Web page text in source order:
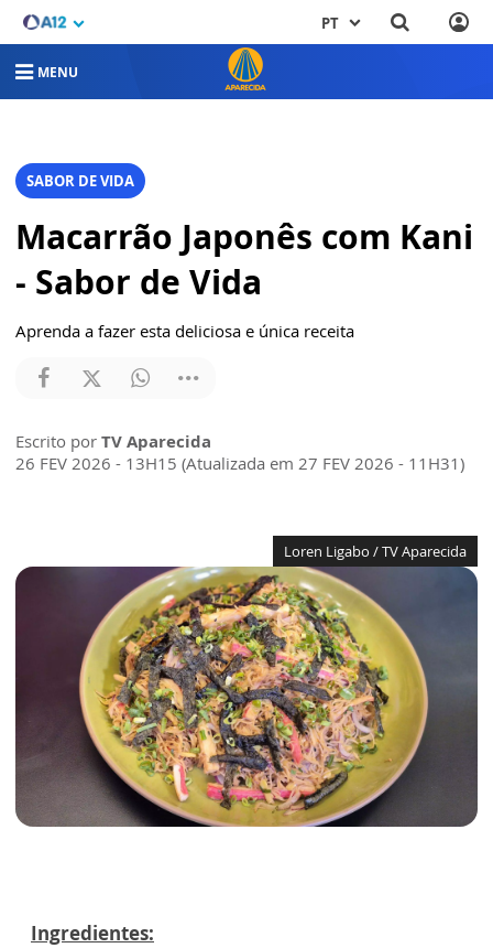
PT
MENU
SABOR DE VIDA
Macarrão Japonês com Kani
- Sabor de Vida
Aprenda a fazer esta deliciosa e única receita
Escrito por TV Aparecida
26 FEV 2026 - 13H15 (Atualizada em 27 FEV 2026 - 11H31)
Loren Ligabo / TV Aparecida
Ingredientes: